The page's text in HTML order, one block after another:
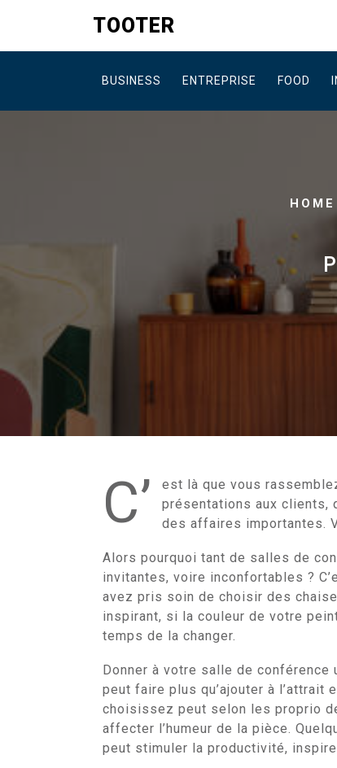
content
TOOTER
BUSINESS ENTREPRISE FOOD
HOME
C’
est là que vous
présentations aux clients,
des affaires importantes.
Alors pourquoi tant de salles de
invitantes, voire inconfortables ?
avez pris soin de choisir des
inspirant, si la couleur de votre
temps de la changer.
Donner à votre salle de conférence
peut faire plus qu’ajouter à l’attrait
choisissez peut selon les proprio
affecter l’humeur de la pièce.
peut stimuler la productivité,